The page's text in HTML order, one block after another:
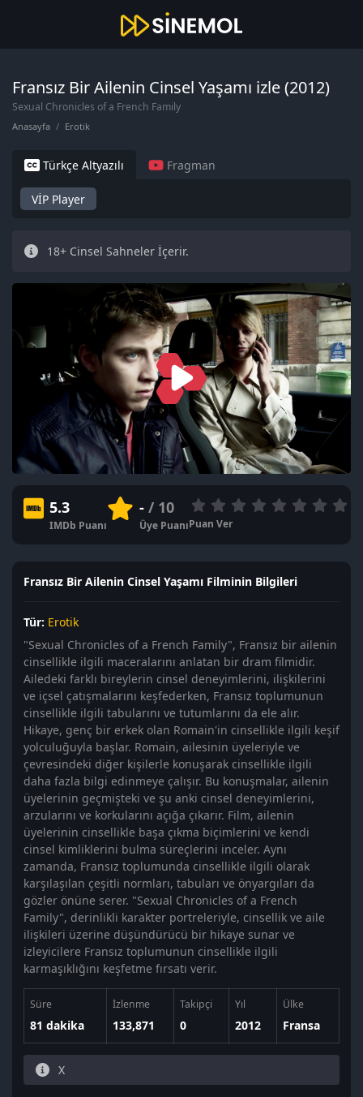
Fransız Bir Ailenin Cinsel Yaşamı izle (2012)
Sexual Chronicles of a French Family
Anasayfa Erotik
Türkçe Altyazılı Fragman
VİP Player
18+ Cinsel Sahneler İçerir.
5.3
IMDb Puanı
-/ 10
Üye PuanıPuan Ver
Fransız Bir Ailenin Cinsel Yaşamı Filminin Bilgileri
Tür: Erotik
"Sexual Chronicles of a French Family", Fransız bir ailenin
cinsellikle ilgili maceralarını anlatan bir dram filmidir.
Ailedeki farklı bireylerin cinsel deneyimlerini, ilişkilerini
ve içsel çatışmalarını keşfederken, Fransız toplumunun
cinsellikle ilgili tabularını ve tutumlarını da ele alır.
Hikaye, genç bir erkek olan Romain'in cinsellikle ilgili keşif
yolculuğuyla başlar. Romain, ailesinin üyeleriyle ve
çevresindeki diğer kişilerle konuşarak cinsellikle ilgili
daha fazla bilgi edinmeye çalışır. Bu konuşmalar, ailenin
üyelerinin geçmişteki ve şu anki cinsel deneyimlerini,
arzularını ve korkularını açığa çıkarır. Film, ailenin
üyelerinin cinsellikle başa çıkma biçimlerini ve kendi
cinsel kimliklerini bulma süreçlerini inceler. Aynı
zamanda, Fransız toplumunda cinsellikle ilgili olarak
karşılaşılan çeşitli normları, tabuları ve önyargıları da
gözler önüne serer. "Sexual Chronicles of a French
Family", derinlikli karakter portreleriyle, cinsellik ve aile
ilişkileri üzerine düşündürücü bir hikaye sunar ve
izleyicilere Fransız toplumunun cinsellikle ilgili
karmaşıklığını keşfetme fırsatı verir.
Süre
81 dakika
İzlenme
133,871
Takipçi
0
Yıl
2012
Ülke
Fransa
X